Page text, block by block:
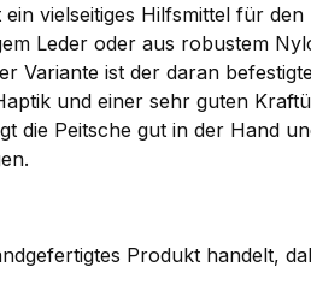
ein vielseitiges Hilfsmittel für
Leder oder aus robustem
Variante ist der daran
und einer sehr guten
die Peitsche gut in der Hand
Produkt handelt,